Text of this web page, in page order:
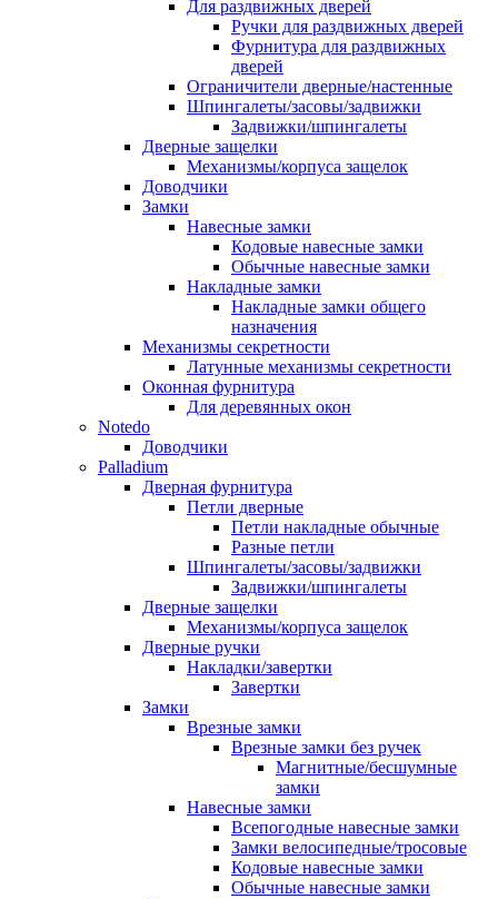
Для раздвижных дверей
Ручки для раздвижных дверей
Фурнитура для раздвижных
дверей
Ограничители дверные/настенные
Шпингалеты/засовы/задвижки
Задвижки/шпингалеты
Дверные защелки
Механизмы/корпуса защелок
Доводчики
Замки
Навесные замки
Кодовые навесные замки
Обычные навесные замки
Накладные замки
Накладные замки общего
назначения
Механизмы секретности
Латунные механизмы секретности
Оконная фурнитура
Для деревянных окон
Notedo
Доводчики
Palladium
Дверная фурнитура
Петли дверные
Петли накладные обычные
Разные петли
Шпингалеты/засовы/задвижки
Задвижки/шпингалеты
Дверные защелки
Механизмы/корпуса защелок
Дверные ручки
Накладки/завертки
Завертки
Замки
Врезные замки
Врезные замки без ручек
Магнитные/бесшумные
замки
Навесные замки
Всепогодные навесные замки
Замки велосипедные/тросовые
Кодовые навесные замки
Обычные навесные замки